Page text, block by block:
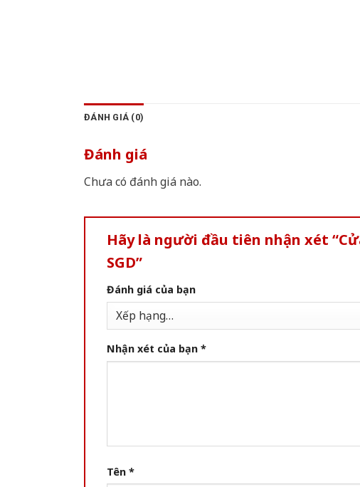
ĐÁNH GIÁ (0)
Đánh giá
Chưa có đánh giá nào.
Hãy là người đầu tiên nhận xét
SGD”
Đánh giá của bạn
Nhận xét của bạn *
Tên *